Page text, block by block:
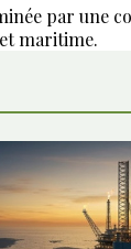
par une
maritime.